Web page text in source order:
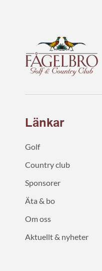
Länkar
Golf
Country club
Sponsorer
Äta & bo
Om oss
Aktuellt & nyheter